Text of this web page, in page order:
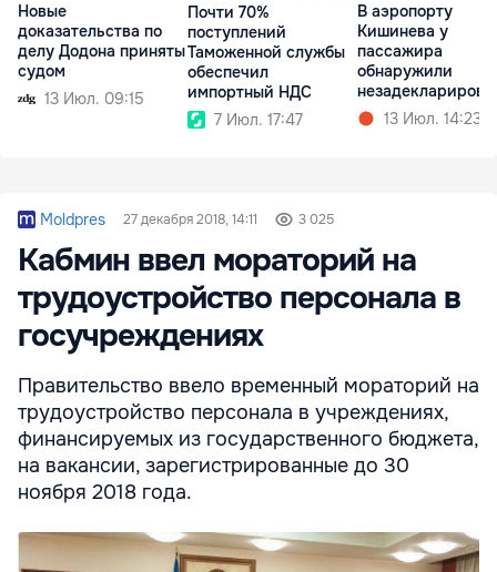
Новые
доказательства по
делу Додона приняты
судом
13 Июл. 09:15
Почти 70%
поступлений
Таможенной службы
обеспечил
импортный НДС
7 Июл. 17:47
В аэропорту
Кишинева у
пассажира
обнаружили
ю валюту
13 Июл. 14:23
Moldpres 27 декабря 2018, 14:11 3 025
Кабмин ввел мораторий на
трудоустройство персонала в
госучреждениях
Правительство ввело временный мораторий на
трудоустройство персонала в учреждениях,
финансируемых из государственного бюджета,
на вакансии, зарегистрированные до 30
ноября 2018 года.